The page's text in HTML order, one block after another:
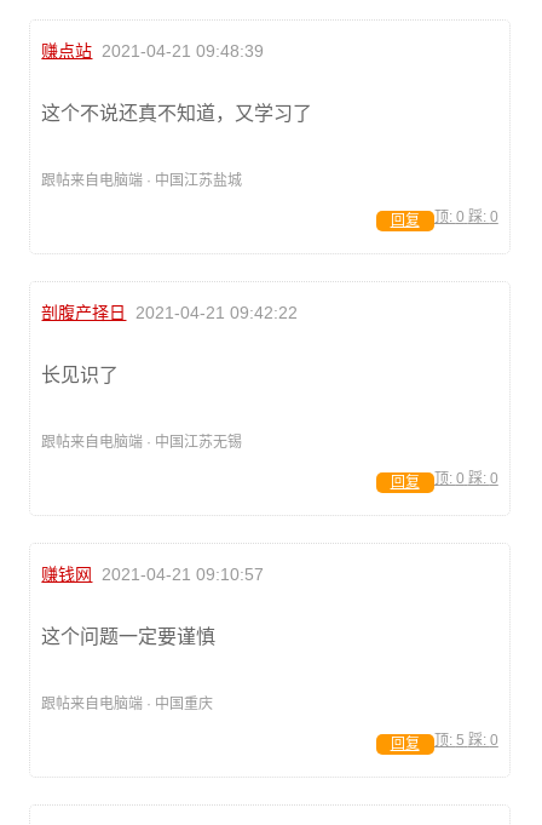
赚点站 2021-04-21 09:48:39
这个不说还真不知道，又学习了
跟帖来自电脑端 · 中国江苏盐城
顶: 0 踩: 0
回复
剖腹产择日 2021-04-21 09:42:22
长见识了
跟帖来自电脑端 · 中国江苏无锡
顶: 0 踩: 0
回复
赚钱网 2021-04-21 09:10:57
这个问题一定要谨慎
跟帖来自电脑端 · 中国重庆
顶: 5 踩: 0
回复